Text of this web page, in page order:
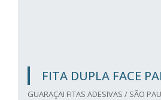
FITA DUPLA FACE
GUARAÇAI FITAS ADESIVAS / SÃO